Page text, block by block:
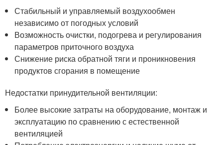
Стабильный и управляемый воздухообмен
независимо от погодных условий
Возможность очистки, подогрева и регулирования
параметров приточного воздуха
Снижение риска обратной тяги и проникновения
продуктов сгорания в помещение
Недостатки принудительной вентиляции:
Более высокие затраты на оборудование, монтаж и
эксплуатацию по сравнению с естественной
вентиляцией